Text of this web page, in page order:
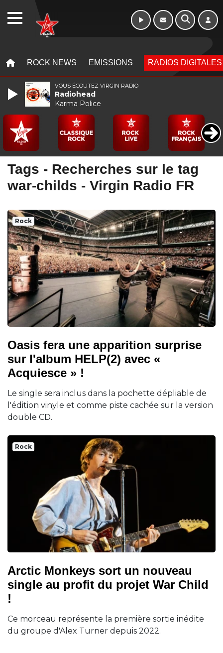
ROCK NEWS EMISSIONS RADIOS DIGITALES
Tags - Recherches sur le tag
war-childs - Virgin Radio FR
Rock
Oasis fera une apparition surprise
sur l'album HELP(2) avec «
Acquiesce » !
Le single sera inclus dans la pochette dépliable de
l'édition vinyle et comme piste cachée sur la version
double CD.
Rock
Arctic Monkeys sort un nouveau
single au profit du projet War Child
!
Ce morceau représente la première sortie inédite
du groupe d'Alex Turner depuis 2022.
VOUS ÉCOUTEZ VIRGIN RADIO
Radiohead
Karma Police
WEBRADIO Week-end de 06h
à 12h